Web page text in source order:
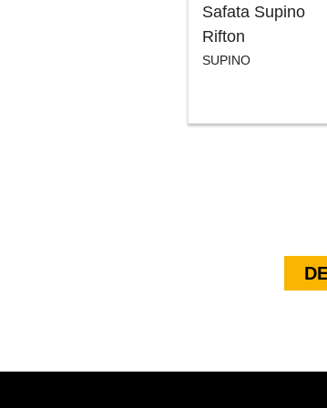
Safata Supino
Rifton
SUPINO